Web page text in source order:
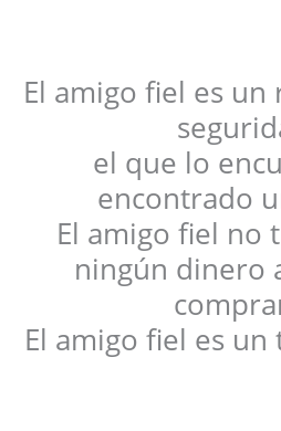
El amigo fiel es
el que lo
encontrado
El amigo fiel no
ningún dinero
El amigo fiel es